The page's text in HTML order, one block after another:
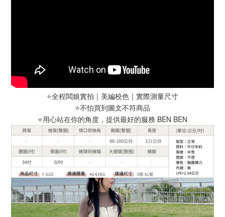
⭐️全程闆娘實拍｜美編校色｜實際測量尺寸
⭐️不怕買到圖文不符商品
⭐️用心站在你的角度，提供最好的服務 BEN BEN